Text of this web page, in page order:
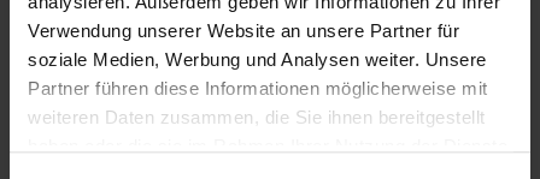
Verwendung unserer Website an unsere Partner für
soziale Medien, Werbung und Analysen weiter. Unsere
Partner führen diese Informationen möglicherweise mit
weiteren Daten zusammen, die Sie ihnen bereitgestellt
Vorgehensweise der verschiedenen Zertifizierungsstellen
zu gewährleisten.
Bei Erstzertifizierungen kann nach Kundenwunsch ein
Voraudit durchgeführt werden, um eventuell noch